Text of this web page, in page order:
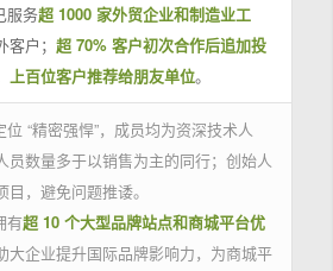
服务超 1000 家外贸企业和制造业工
户； 超 70% 客户初次合作后追加投
上百位客户推荐给朋友单位。
位 “精密强悍”，成员均为资深技术人
员数量多于以销售为主的同行；创始人
目，避免问题推诿。
有超 10 个大型品牌站点和商城平台优
大企业提升国际品牌影响力，为商城平